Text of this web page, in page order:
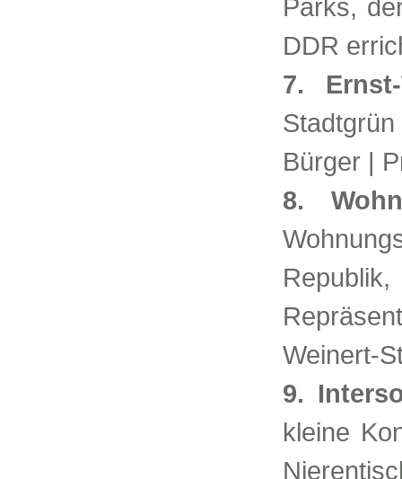
Parks,
DDR
7. Ernst-
Bürger |
8.
Weinert-
9.
kleine